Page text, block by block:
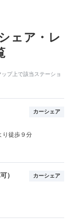
ェア・レ
プ上で該当ステーショ
カーシェア
り徒歩９分
） カーシェア